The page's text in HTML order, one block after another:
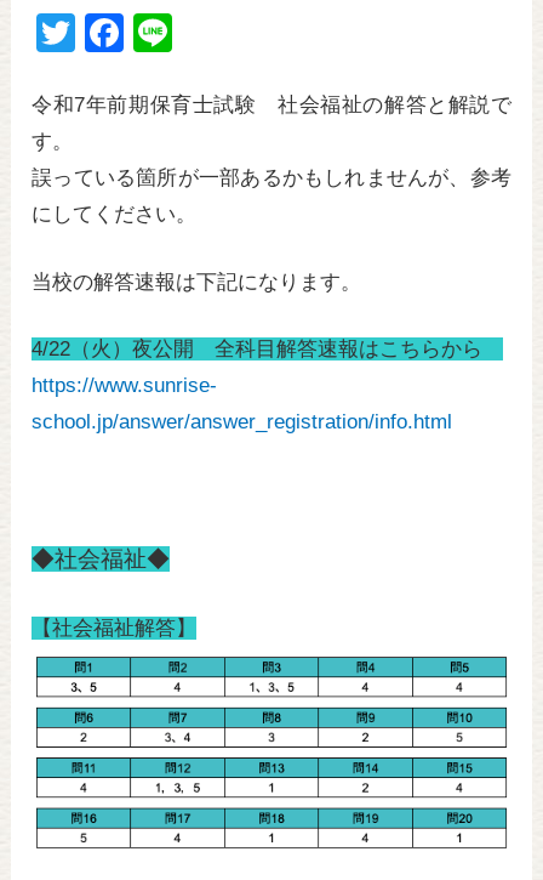
T
tt
F
c
b
o
o
k
e
令和7年前期保育士試験 社会福祉の解答と解説で
す。
誤っている箇所が一部あるかもしれませんが、参考
にしてください。
当校の解答速報は下記になります。
4/22（火）夜公開 全科目解答速報はこちらから
https://www.sunrise-
school.jp/answer/answer_registration/info.html
◆社会福祉◆
【社会福祉解答】